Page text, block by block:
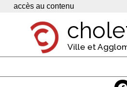
Panneau de gestion des cookies
accès au contenu
Ville et